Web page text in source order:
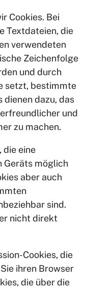
Cookies. Bei
Textdateien, die
verwendeten
Zeichenfolge
und durch
setzt, bestimmte
dienen dazu, das
und
zu machen.
die eine
Geräts möglich
aber auch
sind.
nicht direkt
Cookies, die
ihren Browser
die über die